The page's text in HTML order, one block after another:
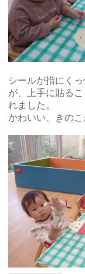
シールが指にく
が、上手に貼る
れました。
かわいい、きのこ